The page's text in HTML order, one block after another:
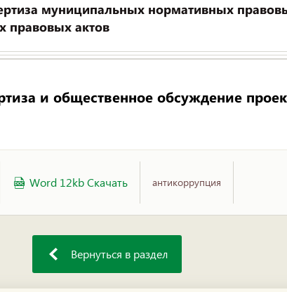
муниципальных нормативных
правовых актов
и общественное обсуждение
Word 12kb Скачать антикоррупция
Вернуться в раздел